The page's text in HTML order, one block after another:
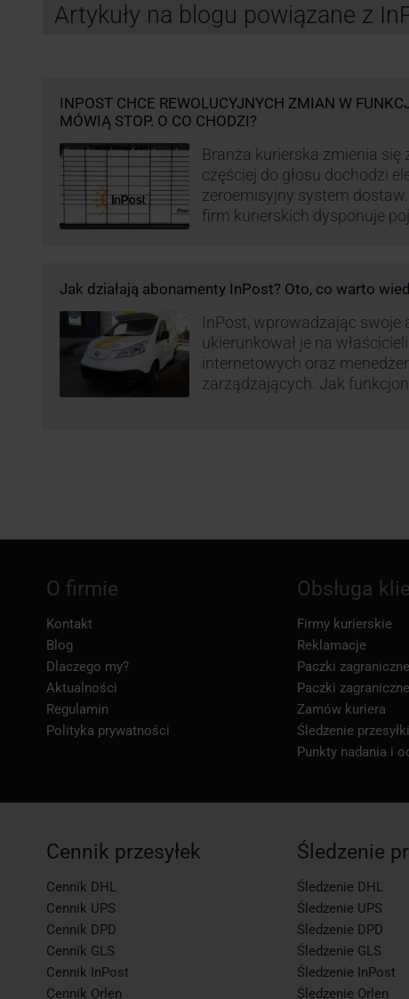
Artykuły na blogu powiązane z
INPOST CHCE REWOLUCYJNYCH ZMIAN W
MÓWIĄ STOP. O CO CHODZI?
Branża kurierska zmienia się
częściej do głosu dochodzi
zeroemisyjny system
firm kurierskich dysponuje
postanowił wprowadzić
wzbudziło ogromny
Jak działają abonamenty InPost? Oto, co warto
InPost, wprowadzając swoje
ukierunkował je na
internetowych oraz
zarządzających. Jak
O firmie
Kontakt
Blog
Dlaczego my?
Aktualności
Regulamin
Polityka prywatności
Obsługa
Firmy kurierskie
Reklamacje
Paczki
Paczki
Zamów kuriera
Śledzenie przesyłki
Punkty nadania i
Cennik przesyłek
Cennik DHL
Cennik UPS
Cennik DPD
Cennik GLS
Cennik InPost
Cennik Orlen
Śledzenie
Śledzenie DHL
Śledzenie UPS
Śledzenie DPD
Śledzenie GLS
Śledzenie InPost
Śledzenie Orlen